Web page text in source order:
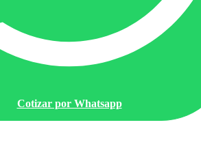
Cotizar por Whatsapp